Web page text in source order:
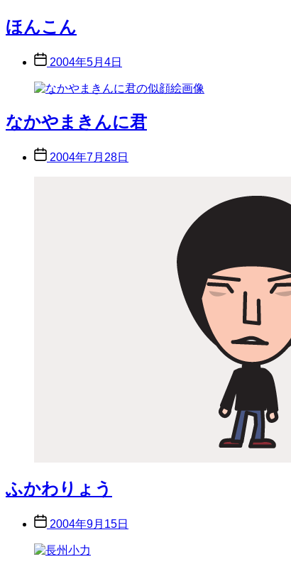
ほんこん
Post
date
2004年5月4日
なかやまきんに君
Post
date
2004年7月28日
ふかわりょう
Post
date
2004年9月15日